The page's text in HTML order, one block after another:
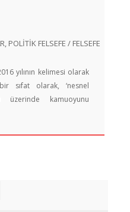
, POLİTİK FELSEFE / FELSEFE
yılının kelimesi olarak
sıfat olarak, ‘nesnel
kamuoyunu